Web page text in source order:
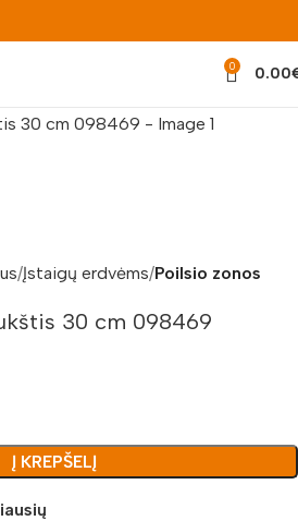
0 0.00
Įstaigų erdvėms Poilsio zonos
30 cm 098469
Į KREPŠELĮ